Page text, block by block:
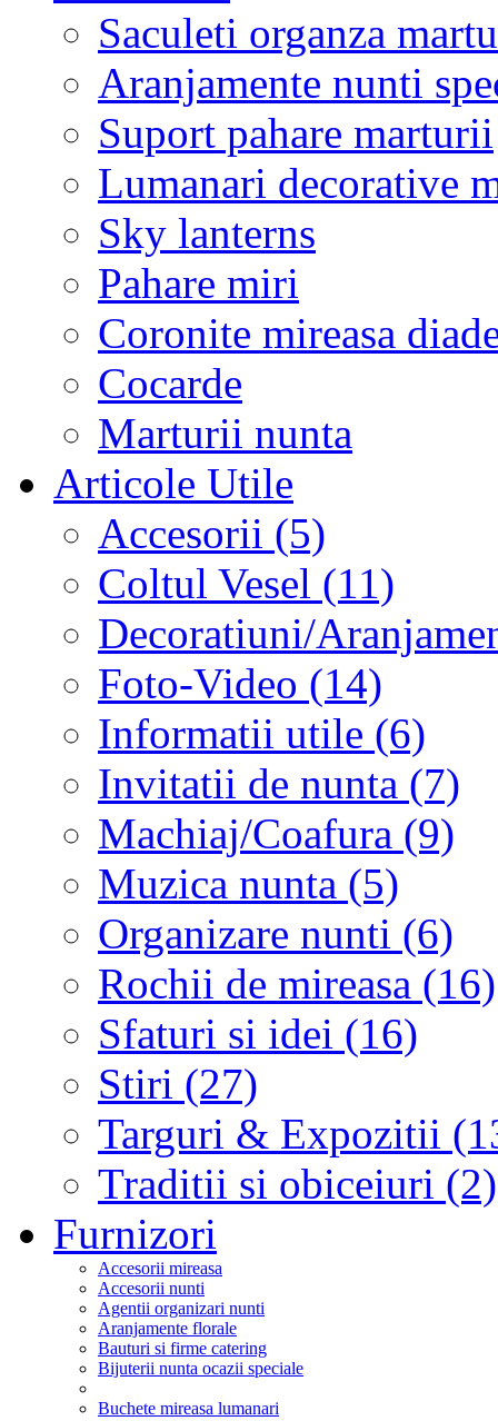
Saculeti organza
Aranjamente nunti
Suport pahare marturii
Lumanari decorative
Sky lanterns
Pahare miri
Coronite mireasa
Cocarde
Marturii nunta
Articole Utile
Accesorii (5)
Coltul Vesel (11)
Decoratiuni/
Foto-Video (14)
Informatii utile (6)
Invitatii de nunta (7)
Machiaj/Coafura (9)
Muzica nunta (5)
Organizare nunti (6)
Rochii de mireasa (16)
Sfaturi si idei (16)
Stiri (27)
Targuri & Expozitii
Traditii si obiceiuri (2)
Furnizori
Accesorii mireasa
Accesorii nunti
Agentii organizari nunti
Aranjamente florale
Bauturi si firme catering
Bijuterii nunta ocazii speciale
Buchete mireasa lumanari